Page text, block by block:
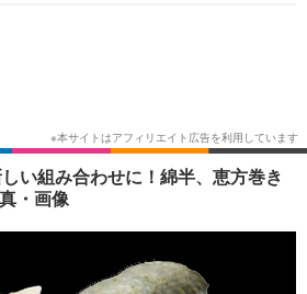
その他
い組み合わせに！綿半、恵方巻き
・画像